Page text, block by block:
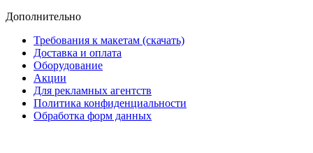
Дополнительно
Требования к макетам (скачать)
Доставка и оплата
Оборудование
Акции
Для рекламных агентств
Политика конфиденциальности
Обработка форм данных